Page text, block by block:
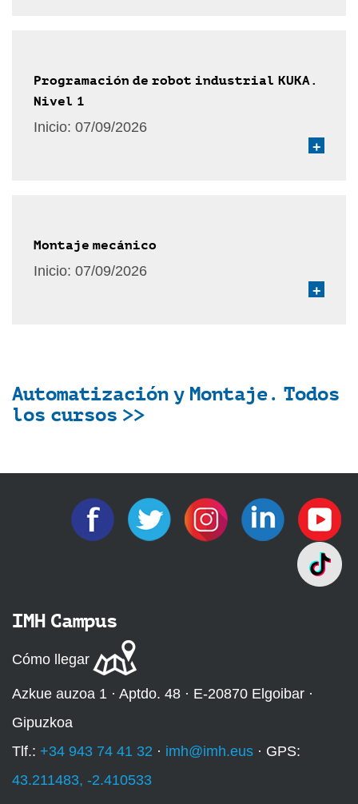
Programación de robot industrial KUKA.
Nivel 1
Inicio: 07/09/2026
+
Montaje mecánico
Inicio: 07/09/2026
+
Automatización y Montaje. Todos
los cursos >>
IMH Campus
Cómo llegar
Azkue auzoa 1 · Aptdo. 48 · E-20870 Elgoibar ·
Gipuzkoa
Tlf.: +34 943 74 41 32 · imh@imh.eus · GPS:
43.211483, -2.410533